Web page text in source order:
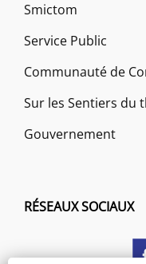
Smictom
Service Public
Communauté de
Sur les Sentiers du
Gouvernement
RÉSEAUX SOCIAUX